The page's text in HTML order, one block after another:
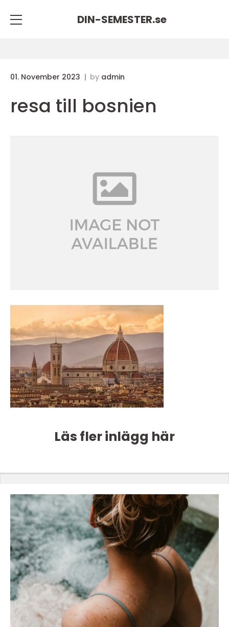
DIN-SEMESTER.se
01. November 2023 by admin
resa till bosnien
Läs fler inlägg här